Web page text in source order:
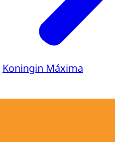
Koningin Máxima